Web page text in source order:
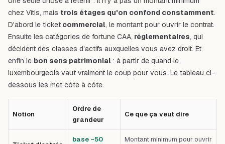
chez Vitis, mais trois étages qu'on confond constamment.
D'abord le ticket commercial, le montant pour ouvrir le contrat.
Ensuite les catégories de fortune CAA, réglementaires, qui
décident des classes d'actifs auxquelles vous avez droit. Et
enfin le bon sens patrimonial : à partir de quand le
luxembourgeois vaut vraiment le coup pour vous. Le tableau ci-
dessous les met côte à côte.
Notion
Ordre de
grandeur
Ce que ça veut dire
base ~50 Montant minimum pour ouvrir